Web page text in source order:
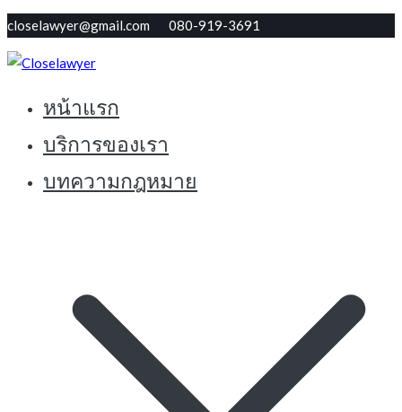
Skip
to
content
closelawyer@gmail.com 080-919-3691
Closelawyer
ทนายใกล้ตัว รับปรึกษากฏหมายฟรี
หน้าแรก
บริการของเรา
บทความกฎหมาย